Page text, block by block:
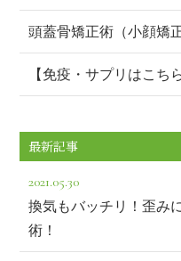
頭蓋骨矯正術（小顔矯正
【免疫・サプリはこち
最新記事
2021.05.30
換気もバッチリ！歪み
術！